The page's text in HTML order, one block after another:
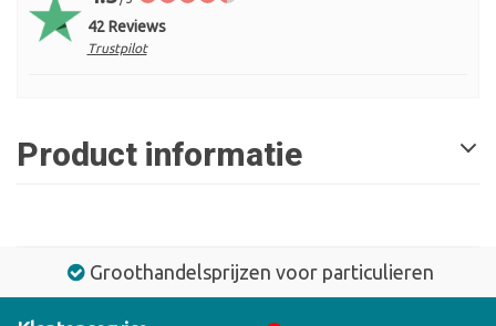
42 Reviews
Trustpilot
Product informatie
Groothandelsprijzen voor particulieren